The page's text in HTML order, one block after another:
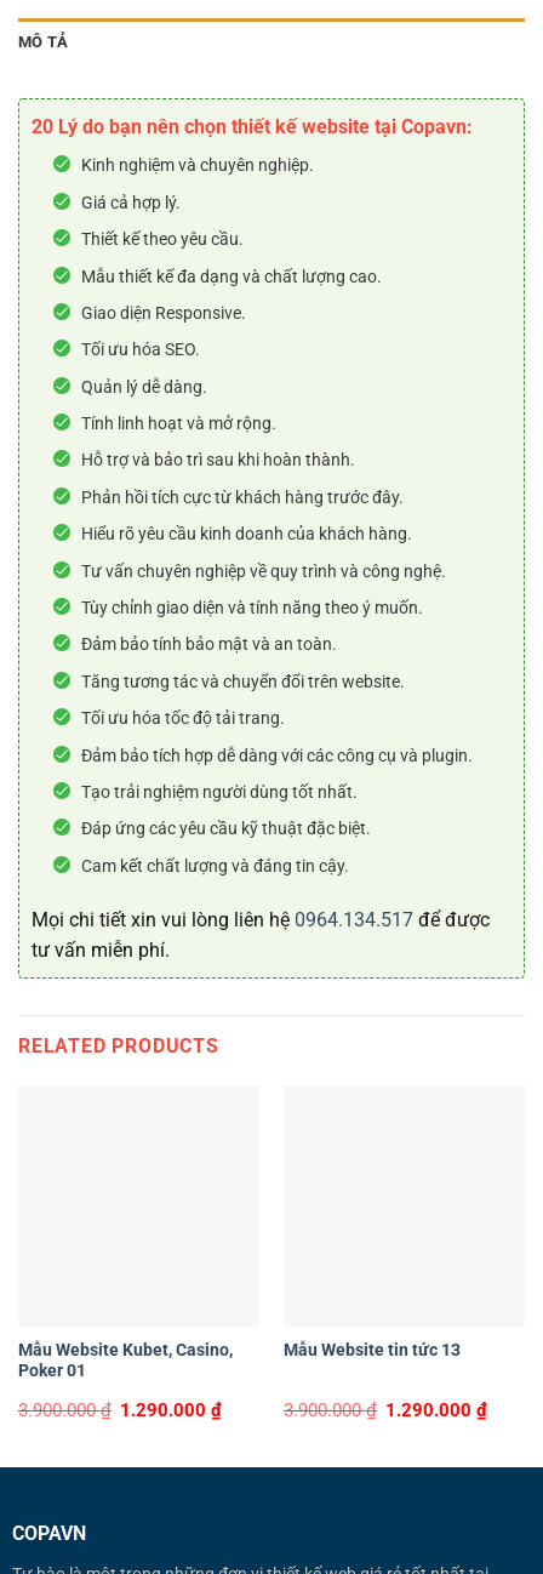
MÔ TẢ
20 Lý do bạn nên chọn thiết kế website tại Copavn:
Kinh nghiệm và chuyên nghiệp.
Giá cả hợp lý.
Thiết kế theo yêu cầu.
Mẫu thiết kế đa dạng và chất lượng cao.
Giao diện Responsive.
Tối ưu hóa SEO.
Quản lý dễ dàng.
Tính linh hoạt và mở rộng.
Hỗ trợ và bảo trì sau khi hoàn thành.
Phản hồi tích cực từ khách hàng trước đây.
Hiểu rõ yêu cầu kinh doanh của khách hàng.
Tư vấn chuyên nghiệp về quy trình và công nghệ.
Tùy chỉnh giao diện và tính năng theo ý muốn.
Đảm bảo tính bảo mật và an toàn.
Tăng tương tác và chuyển đổi trên website.
Tối ưu hóa tốc độ tải trang.
Đảm bảo tích hợp dễ dàng với các công cụ và plugin.
Tạo trải nghiệm người dùng tốt nhất.
Đáp ứng các yêu cầu kỹ thuật đặc biệt.
Cam kết chất lượng và đáng tin cậy.
Mọi chi tiết xin vui lòng liên hệ 0964.134.517 để được
tư vấn miễn phí.
RELATED PRODUCTS
Mẫu Website Kubet, Casino,
Poker 01
3.900.000₫ Original
1.290.000₫Current
Mẫu Website tin tức 13
3.900.000₫ Original
1.290.000₫Current
COPAVN